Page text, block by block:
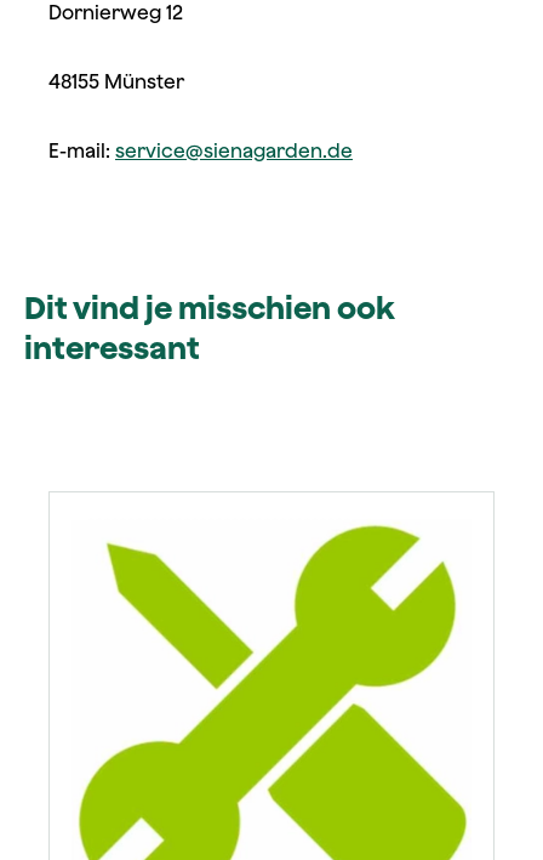
Dornierweg 12
48155 Münster
E-mail: service@sienagarden.de
Dit vind je misschien ook
interessant